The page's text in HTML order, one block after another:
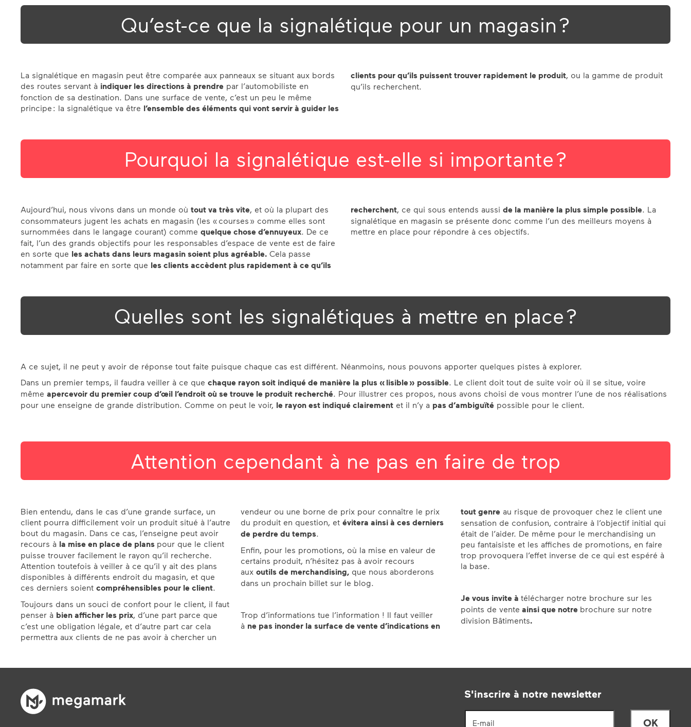
Qu’est-ce que la signalétique pour un magasin ?
La signalétique en magasin peut être comparée aux panneaux se situant aux bords
des routes servant à indiquer les directions à prendre par l’automobiliste en
fonction de sa destination. Dans une surface de vente, c’est un peu le même
principe : la signalétique va être l’ensemble des éléments qui vont servir à guider les
clients pour qu’ils puissent trouver rapidement le produit , ou la gamme de produit
qu’ils recherchent.
Pourquoi la signalétique est-elle si importante ?
Aujourd’hui, nous vivons dans un monde où tout va très vite , et où la plupart des
consommateurs jugent les achats en magasin (les « courses » comme elles sont
surnommées dans le langage courant) comme quelque chose d’ennuyeux . De ce
fait, l’un des grands objectifs pour les responsables d’espace de vente est de faire
en sorte que les achats dans leurs magasin soient plus agréable. Cela passe
notamment par faire en sorte que les clients accèdent plus rapidement à ce qu’ils
recherchent , ce qui sous entends aussi de la manière la plus simple possible . La
signalétique en magasin se présente donc comme l’un des meilleurs moyens à
mettre en place pour répondre à ces objectifs.
Quelles sont les signalétiques à mettre en place ?
A ce sujet, il ne peut y avoir de réponse tout faite puisque chaque cas est différent. Néanmoins, nous pouvons apporter quelques pistes à explorer.
Dans un premier temps, il faudra veiller à ce que chaque rayon soit indiqué de manière la plus « lisible » possible . Le client doit tout de suite voir où il se situe, voire
même apercevoir du premier coup d’œil l’endroit où se trouve le produit recherché . Pour illustrer ces propos, nous avons choisi de vous montrer l’une de nos réalisations
pour une enseigne de grande distribution. Comme on peut le voir, le rayon est indiqué clairement et il n’y a pas d’ambiguïté possible pour le client.
Attention cependant à ne pas en faire de trop
Bien entendu, dans le cas d’une grande surface, un
client pourra difficilement voir un produit situé à l’autre
bout du magasin. Dans ce cas, l’enseigne peut avoir
recours à la mise en place de plans pour que le client
puisse trouver facilement le rayon qu’il recherche.
Attention toutefois à veiller à ce qu’il y ait des plans
disponibles à différents endroit du magasin, et que
ces derniers soient compréhensibles pour le client
Toujours dans un souci de confort pour le client, il faut
penser à bien afficher les prix , d’une part parce que
c’est une obligation légale, et d’autre part car cela
permettra aux clients de ne pas avoir à chercher un
vendeur ou une borne de prix pour connaître le prix
du produit en question, et évitera ainsi à ces derniers
de perdre du temps
Enfin, pour les promotions, où la mise en valeur de
certains produit, n’hésitez pas à avoir recours
aux outils de merchandising, que nous aborderons
dans un prochain billet sur le blog.
Trop d’informations tue l’information ! Il faut veiller
à ne pas inonder la surface de vente d’indications en
tout genre au risque de provoquer chez le client une
sensation de confusion, contraire à l’objectif initial qui
était de l’aider. De même pour le merchandising un
peu fantaisiste et les affiches de promotions, en faire
trop provoquera l’effet inverse de ce qui est espéré à
la base.
Je vous invite à télécharger notre brochure sur les
points de vente ainsi que notre brochure sur notre
division Bâtiments.
S'inscrire à notre newsletter
E-mail